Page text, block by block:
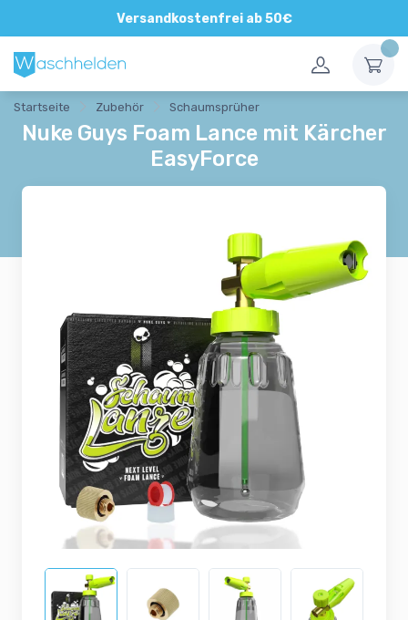
Versandkostenfrei ab 50€
Direkte und persönliche Beratung
Startseite Zubehör Schaumsprüher
Nuke Guys Foam Lance mit Kärcher
EasyForce